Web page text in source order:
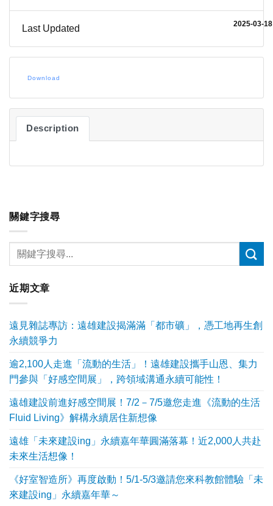
Last Updated 2025-03-18
Download
Description
關鍵字搜尋
近期文章
遠見雜誌專訪：遠雄建設揭滿滿「都市礦」，憑工地再生創
永續競爭力
逾2,100人走進「流動的生活」！遠雄建設攜手山恩、集力
門參與「好感空間展」，跨領域溝通永續可能性！
遠雄建設前進好感空間展！7/2－7/5邀您走進《流動的生活
Fluid Living》解構永續居住新想像
遠雄「未來建設ing」永續嘉年華圓滿落幕！近2,000人共赴
未來生活想像！
《好室智造所》再度啟動！5/1-5/3邀請您來科教館體驗「未
來建設ing」永續嘉年華～